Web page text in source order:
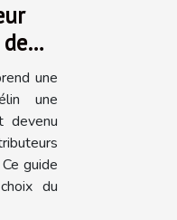
une
une
devenu
guide
du